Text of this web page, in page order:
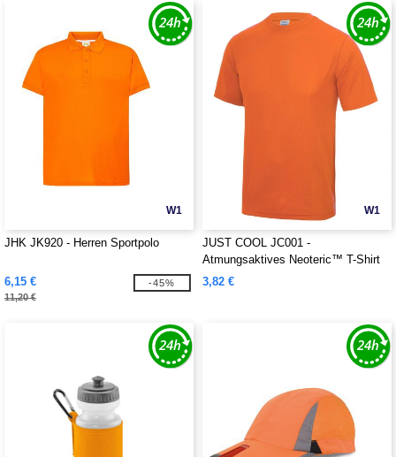
W1
JHK JK920 - Herren Sportpolo
6,15 €
11,20 €
-45%
W1
JUST COOL JC001 -
Atmungsaktives Neoteric™ T-Shirt
3,82 €